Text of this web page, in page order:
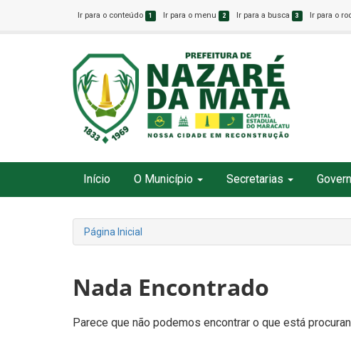
Ir para o conteúdo 1 Ir para o menu 2 Ir para a busca 3 Ir para o
Início O Município Secretarias
Página Inicial
Nada Encontrado
Parece que não podemos encontrar o que está